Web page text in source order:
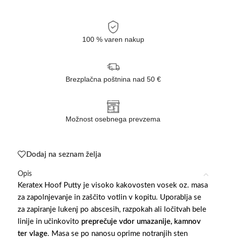
100 % varen nakup
Brezplačna poštnina nad 50 €
Možnost osebnega prevzema
Dodaj na seznam želja
Opis
Keratex Hoof Putty je visoko kakovosten vosek oz. masa
za zapolnjevanje in zaščito votlin v kopitu. Uporablja se
za zapiranje lukenj po abscesih, razpokah ali ločitvah bele
linije in učinkovito preprečuje vdor umazanije, kamnov
ter vlage. Masa se po nanosu oprime notranjih sten